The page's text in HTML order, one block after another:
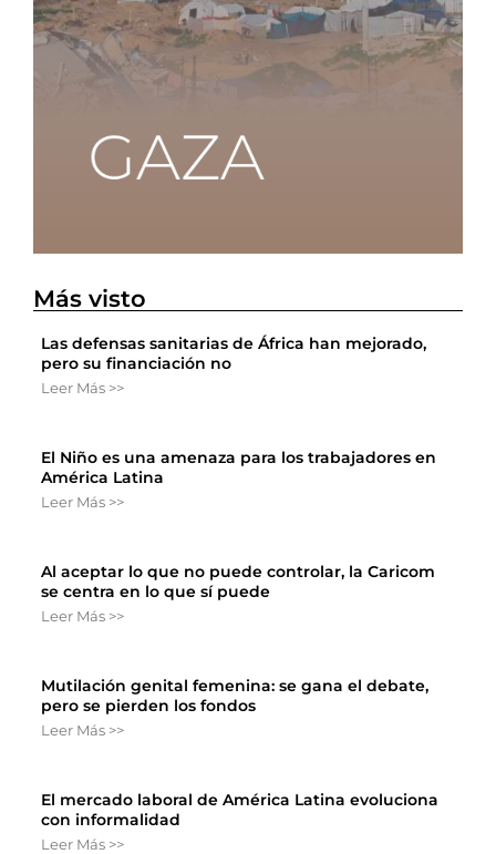
Más visto
Las defensas sanitarias de África han mejorado,
pero su financiación no
Leer Más >>
El Niño es una amenaza para los trabajadores en
América Latina
Leer Más >>
Al aceptar lo que no puede controlar, la Caricom
se centra en lo que sí puede
Leer Más >>
Mutilación genital femenina: se gana el debate,
pero se pierden los fondos
Leer Más >>
El mercado laboral de América Latina evoluciona
con informalidad
Leer Más >>